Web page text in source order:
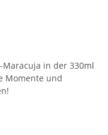
Maracuja in der 330ml
Momente und